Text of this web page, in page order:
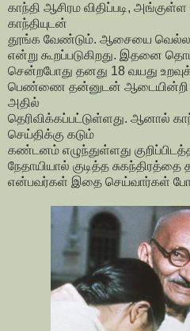
காந்தி ஆசிரம விதிப்படி,
காந்தியுடன்
தூங்க வேண்டும். ஆசையை வெல்ல
என்று கூறப்படுகிறது. இதனை
சென்றபோது தனது 18 வயது
பெண்ணை தன்னுடன் ஆடையின்றி
அதில்
தெரிவிக்கப்பட்டுள்ளது. ஆனால்
செய்திக்கு கடும்
கண்டனம் எழுந்துள்ளது
நேதாயியால் குடித்த
என்பவர்கள் இதை செய்வார்கள்